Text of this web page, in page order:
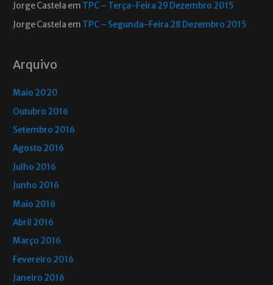
Jorge Castela em TPC – Terça-Feira 29 Dezembro 2015
Jorge Castela em TPC – Segunda-Feira 28 Dezembro 2015
Arquivo
Maio 2020
Outubro 2016
Setembro 2016
Agosto 2016
Julho 2016
Junho 2016
Maio 2016
Abril 2016
Março 2016
Fevereiro 2016
Janeiro 2016